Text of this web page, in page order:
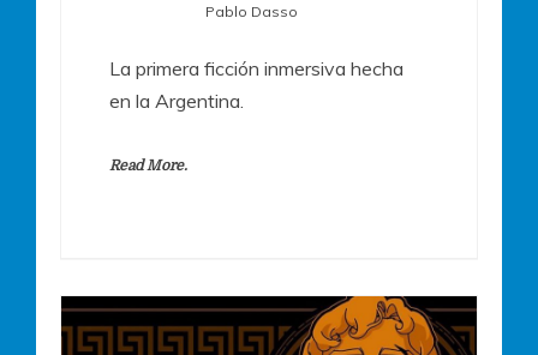
Pablo Dasso
La primera ficción inmersiva hecha
en la Argentina.
Read More.